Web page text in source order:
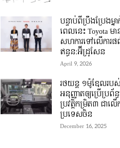
បន្ទាប់ពីប្រឹងប្រែងម្ន
ពេលនេះ Toyota ម
សហការទៅលើការ
ឥន្ធន:អ៊ីដ្រូសែន
April 9, 2026
រថយន្ត ១ម៉ូឌែលរបស់
អនុញ្ញាតឲ្យប្រើប្រព័
ប្រវត្តិកម្រិត៣ ជាល
ប្រទេសចិន
December 16, 2025